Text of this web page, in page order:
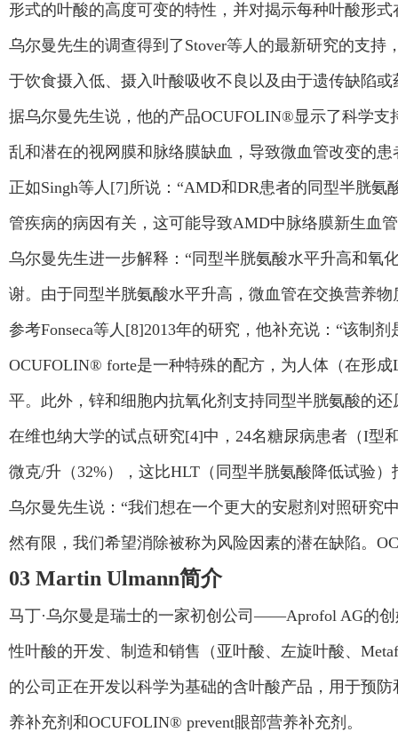
形式的叶酸的高度可变的特性，并对揭示每种叶酸形
乌尔曼先生的调查得到了Stover等人的最新研究的支
于饮食摄入低、摄入叶酸吸收不良以及由于遗传缺陷
据乌尔曼先生说，他的产品OCUFOLIN®显示了科学
乱和潜在的视网膜和脉络膜缺血，导致微血管改变的
正如Singh等人[7]所说：“AMD和DR患者的同型半胱
管疾病的病因有关，这可能导致AMD中脉络膜新生血管
乌尔曼先生进一步解释：“同型半胱氨酸水平升高和氧
谢。由于同型半胱氨酸水平升高，微血管在交换营养
参考Fonseca等人[8]2013年的研究，他补充说：“该制
OCUFOLIN® forte是一种特殊的配方，为人体（在形
平。此外，锌和细胞内抗氧化剂支持同型半胱氨酸的还
在维也纳大学的试点研究[4]中，24名糖尿病患者（I型
微克/升（32%），这比HLT（同型半胱氨酸降低试验
乌尔曼先生说：“我们想在一个更大的安慰剂对照研究
然有限，我们希望消除被称为风险因素的潜在缺陷。
03 Martin Ulmann简介
马丁·乌尔曼是瑞士的一家初创公司——Aprofol AG的
性叶酸的开发、制造和销售（亚叶酸、左旋叶酸、
的公司正在开发以科学为基础的含叶酸产品，用于预
养补充剂和OCUFOLIN® prevent眼部营养补充剂。